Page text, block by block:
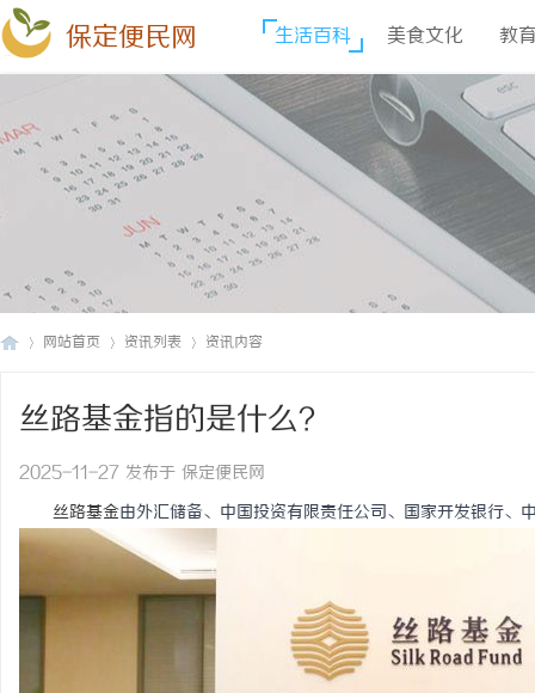
保定便民网 生活百科 美食文化 教
网站首页 资讯列表 资讯内容
丝路基金指的是什么？
2025-11-27 发布于 保定便民网
丝路基金由外汇储备、中国投资有限责任公司、国家开发银行